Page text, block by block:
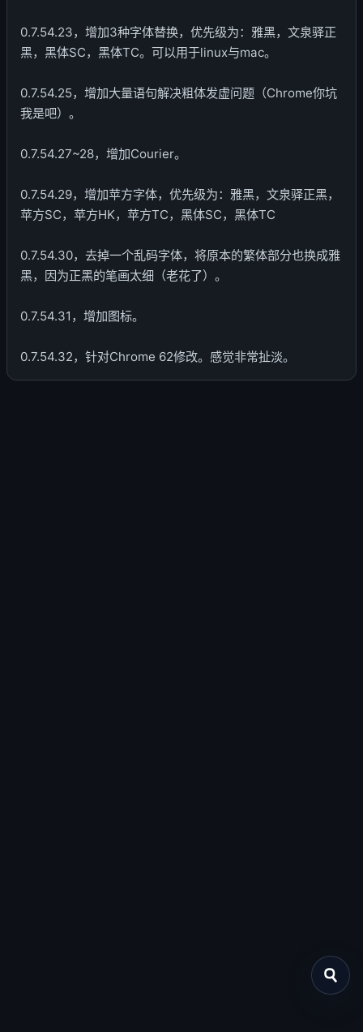
0.7.54.23，增加3种字体替换，优先级为：雅黑，文泉驿正
黑，黑体SC，黑体TC。可以用于linux与mac。
0.7.54.25，增加大量语句解决粗体发虚问题（Chrome你坑
我是吧）。
0.7.54.27~28，增加Courier。
0.7.54.29，增加苹方字体，优先级为：雅黑，文泉驿正黑，
苹方SC，苹方HK，苹方TC，黑体SC，黑体TC
0.7.54.30，去掉一个乱码字体，将原本的繁体部分也换成雅
黑，因为正黑的笔画太细（老花了）。
0.7.54.31，增加图标。
0.7.54.32，针对Chrome 62修改。感觉非常扯淡。